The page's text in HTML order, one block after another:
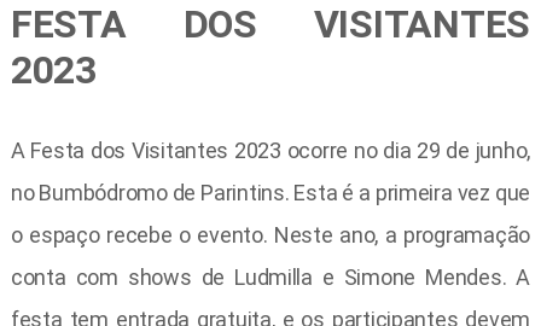
FESTA DOS VISITANTES
2023
A Festa dos Visitantes 2023 ocorre no dia 29 de junho,
no Bumbódromo de Parintins. Esta é a primeira vez que
o espaço recebe o evento. Neste ano, a programação
conta com shows de Ludmilla e Simone Mendes. A
festa tem entrada gratuita, e os participantes devem